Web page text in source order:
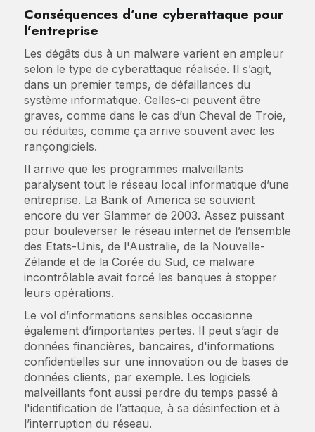
Conséquences d’une cyberattaque pour
l’entreprise
Les dégâts dus à un malware varient en ampleur
selon le type de cyberattaque réalisée. Il s’agit,
dans un premier temps, de défaillances du
système informatique. Celles-ci peuvent être
graves, comme dans le cas d’un Cheval de Troie,
ou réduites, comme ça arrive souvent avec les
rançongiciels.
Il arrive que les programmes malveillants
paralysent tout le réseau local informatique d’une
entreprise. La Bank of America se souvient
encore du ver Slammer de 2003. Assez puissant
pour bouleverser le réseau internet de l’ensemble
des Etats-Unis, de l'Australie, de la Nouvelle-
Zélande et de la Corée du Sud, ce malware
incontrôlable avait forcé les banques à stopper
leurs opérations.
Le vol d’informations sensibles occasionne
également d’importantes pertes. Il peut s’agir de
données financières, bancaires, d'informations
confidentielles sur une innovation ou de bases de
données clients, par exemple. Les logiciels
malveillants font aussi perdre du temps passé à
l'identification de l’attaque, à sa désinfection et à
l’interruption du réseau.